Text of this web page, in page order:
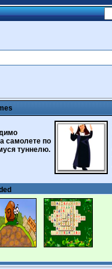
самолете по
туннелю.